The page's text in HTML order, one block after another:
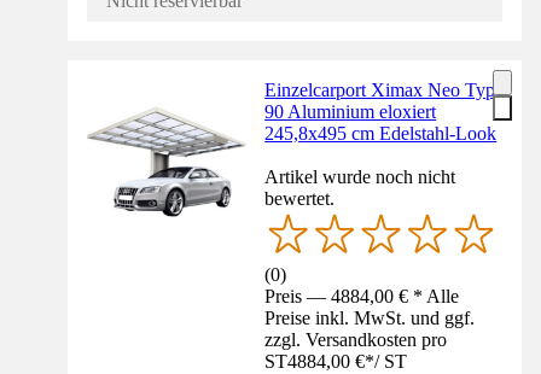
Einzelcarport Ximax Neo Typ
90 Aluminium eloxiert
245,8x495 cm Edelstahl-Look
Artikel wurde noch nicht
bewertet.
(0)
Preis — 4884,00 € * Alle
Preise inkl. MwSt. und ggf.
zzgl. Versandkosten pro
ST4884,00 €*/ ST